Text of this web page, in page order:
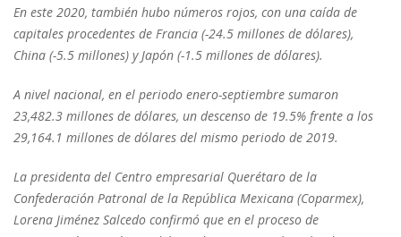
En este 2020, también hubo números rojos, con una caída de
capitales procedentes de Francia (-24.5 millones de dólares),
China (-5.5 millones) y Japón (-1.5 millones de dólares).
A nivel nacional, en el periodo enero-septiembre sumaron
23,482.3 millones de dólares, un descenso de 19.5% frente a los
29,164.1 millones de dólares del mismo periodo de 2019.
La presidenta del Centro empresarial Querétaro de la
Confederación Patronal de la República Mexicana (Coparmex),
Lorena Jiménez Salcedo confirmó que en el proceso de